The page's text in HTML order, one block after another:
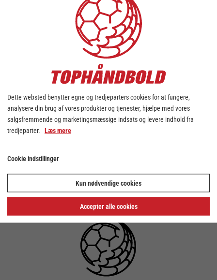
27. oktober 2016
Årets fire deltagere i Santander Final4 er nu
fundet. De fire deltagere blev Skjern
Håndbold, Aalborg Håndbold, Bjerringbro-
Silkeborg og KIF Kolding København.
Finalestævnet afholdes i weekenden d. 4 &
5. februar 2017. Stort tillykke til de fire
mandskaber.
Selve lodtrækningen til semifinalerne
foretages direkte på TV 2 Sport torsdag d.
Mere info om spillested, billetsalg etc.
Dette websted benytter egne og tredjeparters cookies for at fungere,
analysere din brug af vores produkter og tjenester, hjælpe med vores
salgsfremmende og marketingsmæssige indsats og levere indhold fra
tredjeparter. Læs mere
Cookie indstillinger
Kun nødvendige cookies
Accepter alle cookies